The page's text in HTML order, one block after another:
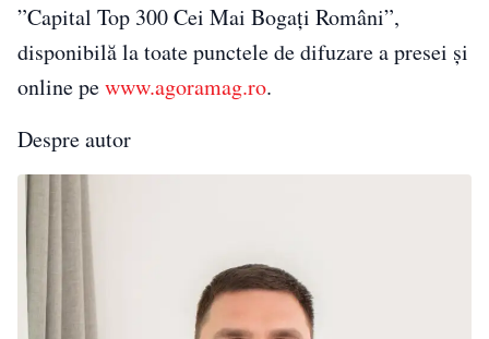
”Capital Top 300 Cei Mai Bogați Români”,
disponibilă la toate punctele de difuzare a presei și
online pewww.agoramag.ro.
Despre autor